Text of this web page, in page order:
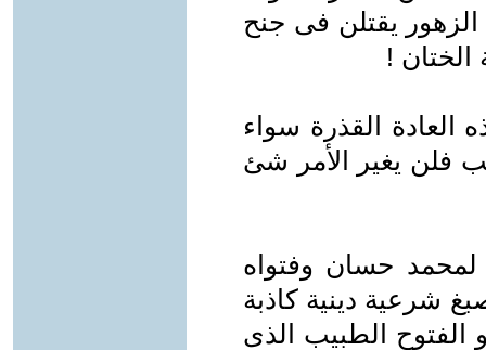
يقتلن فى جنح
!
العادة القذرة سواء
فلن يغير الأمر شئ
لمحمد حسان وفتواه
شرعية دينية كاذبة
الفتوح الطبيب الذى